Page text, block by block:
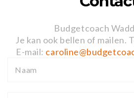
Budgetcoach
Je kan ook bellen of mailen.
E-mail: